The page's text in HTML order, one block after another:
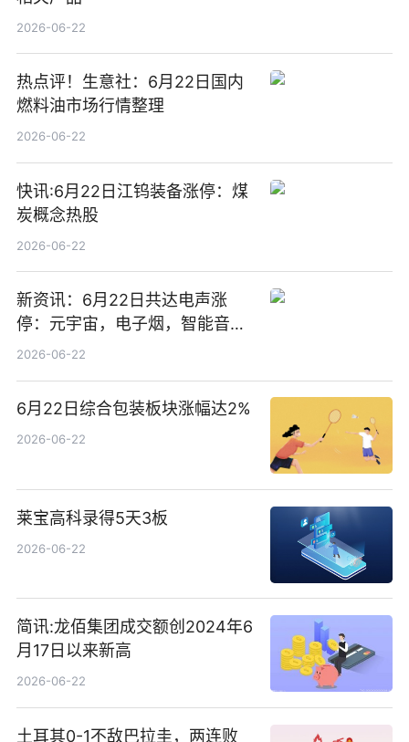
2026-06-22
热点评！生意社：6月22日国内
燃料油市场行情整理
2026-06-22
快讯:6月22日江钨装备涨停：煤
炭概念热股
2026-06-22
新资讯：6月22日共达电声涨
停：元宇宙，电子烟，智能音箱
概念热股
2026-06-22
6月22日综合包装板块涨幅达2%
2026-06-22
莱宝高科录得5天3板
2026-06-22
简讯:龙佰集团成交额创2024年6
月17日以来新高
2026-06-22
土耳其0-1不敌巴拉圭，两连败